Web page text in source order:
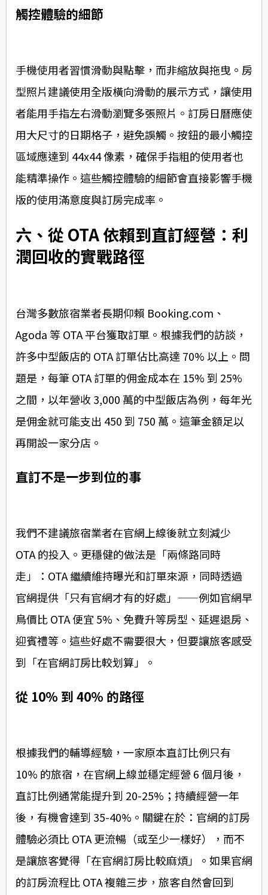
觸控體驗的細節
手機使用者習慣滑動與點擊，而非縮放與拖曳。房
型照片建議使用全版橫向滑動的展示方式，讓使用
者能用手指左右滑動瀏覽多張照片。訂房日曆應使
用大尺寸的日期格子，避免誤觸。按鈕的最小觸控
區域應達到 44x44 像素，確保手指粗的使用者也
能精準操作。這些觸控體驗的細節會直接影響手機
版的使用滿意度與訂房完成率。
六、從 OTA 依賴到直訂經營：利
潤回收的實戰路徑
台灣多數旅宿業者長期仰賴 Booking.com、
Agoda 等 OTA 平台獲取訂單。根據我們的訪談，
許多中型飯店的 OTA 訂單佔比高達 70% 以上。問
題是，每筆 OTA 訂單的佣金成本在 15% 到 25%
之間，以年營收 3,000 萬的中型飯店為例，每年光
是佣金就可能支出 450 到 750 萬。這筆金額足以
再開設一家分店。
直訂不是一步到位的事
我們不建議旅宿業者在官網上線後就立刻減少
OTA 的投入。更穩健的做法是「兩條路同時
走」：OTA 繼續維持曝光和訂單來源，同時透過
官網提供「只有官網才有的好處」——例如官網早
鳥價比 OTA 便宜 5%、免費升等房型、延遲退房、
迎賓禮等。這些好處不需要很大，但要讓旅客感受
到「在官網訂房比較划算」。
從 10% 到 40% 的路徑
根據我們的輔導經驗，一家原本直訂比例只有
10% 的旅宿，在官網上線並穩定經營 6 個月後，
直訂比例通常能提升到 20-25%；持續經營一年
後，有機會達到 35-40%。關鍵在於：官網的訂房
體驗必須比 OTA 更流暢（或至少一樣好），而不
是讓旅客覺得「在官網訂房比較麻煩」。如果官網
的訂房流程比 OTA 複雜三步，旅客自然會回到